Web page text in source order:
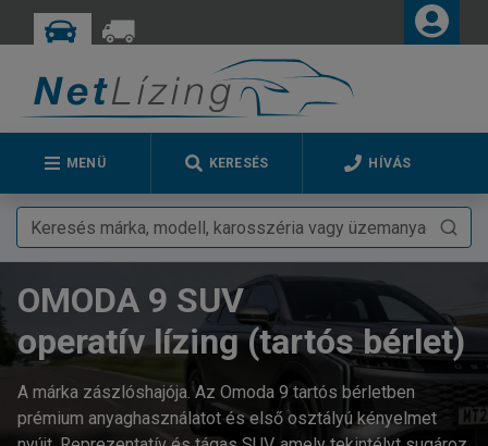
MENÜ KERESÉS HÍVÁS
OMODA 9 SUV
operatív lízing (tartós bérlet)
A márka zászlóshajója. Az Omoda 9 tartós bérletben
prémium anyaghasználatot és első osztályú kényelmet